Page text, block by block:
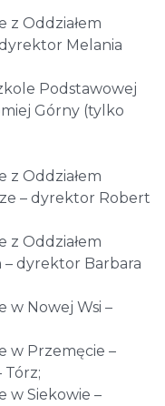
z Oddziałem
Melania
Podstawowej
Górny (tylko
z Oddziałem
– dyrektor Robert
z Oddziałem
dyrektor Barbara
w Nowej Wsi –
w Przemęcie –
w Siekowie –